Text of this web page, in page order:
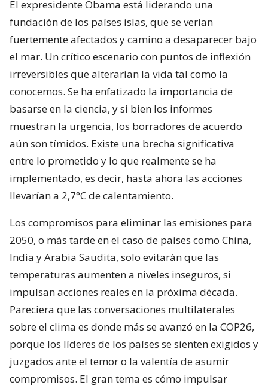
El expresidente Obama está liderando una
fundación de los países islas, que se verían
fuertemente afectados y camino a desaparecer bajo
el mar. Un crítico escenario con puntos de inflexión
irreversibles que alterarían la vida tal como la
conocemos. Se ha enfatizado la importancia de
basarse en la ciencia, y si bien los informes
muestran la urgencia, los borradores de acuerdo
aún son tímidos. Existe una brecha significativa
entre lo prometido y lo que realmente se ha
implementado, es decir, hasta ahora las acciones
llevarían a 2,7°C de calentamiento.
Los compromisos para eliminar las emisiones para
2050, o más tarde en el caso de países como China,
India y Arabia Saudita, solo evitarán que las
temperaturas aumenten a niveles inseguros, si
impulsan acciones reales en la próxima década.
Pareciera que las conversaciones multilaterales
sobre el clima es donde más se avanzó en la COP26,
porque los líderes de los países se sienten exigidos y
juzgados ante el temor o la valentía de asumir
compromisos. El gran tema es cómo impulsar